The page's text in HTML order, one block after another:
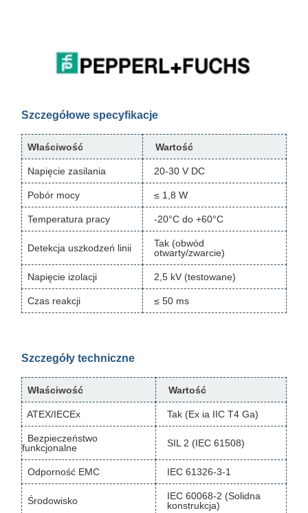
Szczegółowe specyfikacje
Właściwość Wartość
Napięcie zasilania 20-30 V DC
Pobór mocy ≤ 1,8 W
Temperatura pracy -20°C do +60°C
Detekcja uszkodzeń linii
Tak (obwód
otwarty/zwarcie)
Napięcie izolacji 2,5 kV (testowane)
Czas reakcji ≤ 50 ms
Szczegóły techniczne
Właściwość Wartość
ATEX/IECEx Tak (Ex ia IIC T4 Ga)
Bezpieczeństwo
funkcjonalne
SIL 2 (IEC 61508)
Odporność EMC IEC 61326-3-1
Środowisko
IEC 60068-2 (Solidna
konstrukcja)